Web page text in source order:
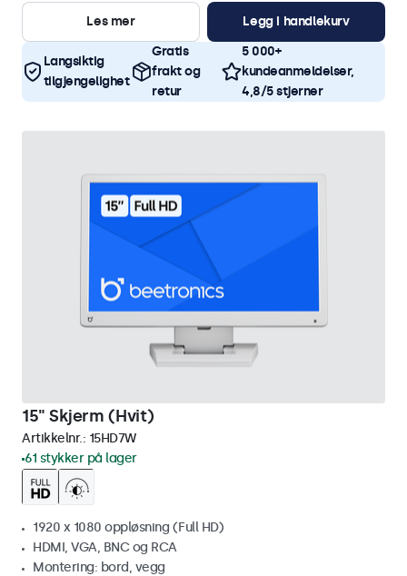
Les mer
Legg i handlekurv
Langsiktig
tilgjengelighet
Gratis
frakt og
retur
5 000+
kundeanmeldelser,
4,8/5 stjerner
15" Skjerm (Hvit)
Artikkelnr.: 15HD7W
61 stykker på lager
1920 x 1080 oppløsning (Full HD)
HDMI, VGA, BNC og RCA
Montering: bord, vegg